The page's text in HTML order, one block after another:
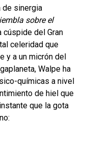
de sinergia
sobre el
cúspide del Gran
celeridad que
y a un micrón del
Walpe ha
químicas a nivel
de hiel que
que la gota